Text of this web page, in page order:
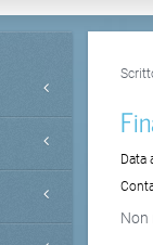
Data
Non